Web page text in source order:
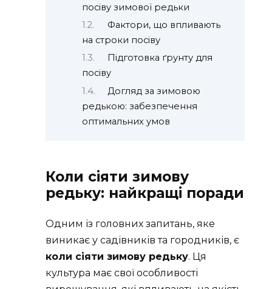
посіву зимової редьки
Фактори, що впливають
на строки посіву
Підготовка ґрунту для
посіву
Догляд за зимовою
редькою: забезпечення
оптимальних умов
Коли сіяти зимову
редьку: найкращі поради
Одним із головних запитань, яке
виникає у садівників та городників, є
коли сіяти зимову редьку. Ця
культура має свої особливості